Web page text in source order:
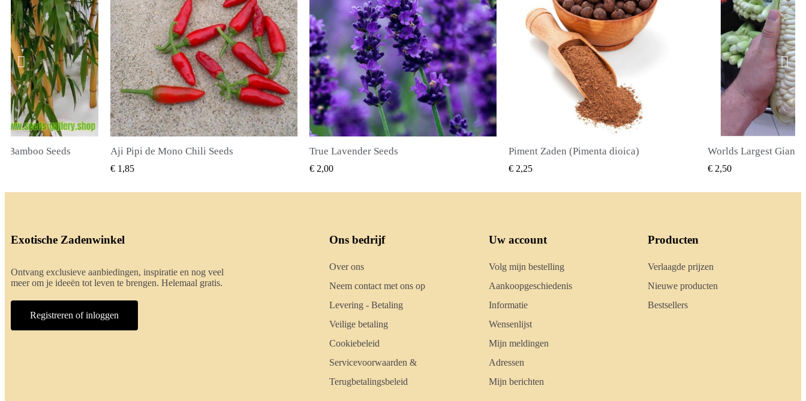
Seeds SNEL BEKIJKEN
True Lavender Seeds
€ 2,00
SNEL BEKIJKEN
Piment Zaden (Pimenta dioica)
€ 2,25
SNEL BEKIJKEN
€ 2,50
SNEL
€ 2,40
Exotische Zadenwinkel
Ontvang exclusieve aanbiedingen, inspiratie en nog veel
meer om je ideeën tot leven te brengen. Helemaal gratis.
Registreren of inloggen
Ons bedrijf
Over ons
Neem contact met ons op
Levering - Betaling
Veilige betaling
Cookiebeleid
Servicevoorwaarden &
Terugbetalingsbeleid
Uw account
Volg mijn bestelling
Aankoopgeschiedenis
Informatie
Wensenlijst
Mijn meldingen
Adressen
Mijn berichten
Producten
Verlaagde prijzen
Nieuwe producten
Bestsellers